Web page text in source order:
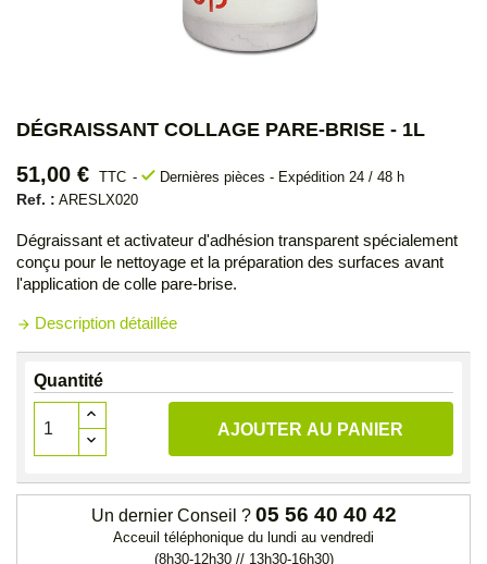
DÉGRAISSANT COLLAGE PARE-BRISE - 1L
51,00 € TTC check Dernières pièces - Expédition 24 / 48 h
Ref. : ARESLX020
Dégraissant et activateur d'adhésion transparent spécialement
conçu pour le nettoyage et la préparation des surfaces avant
l'application de colle pare-brise.
arrow_forward Description détaillée
Quantité
AJOUTER AU PANIER
Un dernier Conseil ? 05 56 40 40 42
Acceuil téléphonique du lundi au vendredi
(8h30-12h30 // 13h30-16h30)